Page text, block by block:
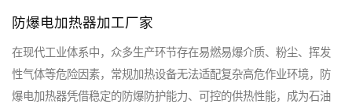
防爆电加热器加工厂家
在现代工业体系中，众多生产环节存在易燃易爆介质、粉尘、挥发
性气体等危险因素，常规加热设备无法适配复杂高危作业环境，防
爆电加热器凭借稳定的防爆防护能力、可控的供热性能，成为石油